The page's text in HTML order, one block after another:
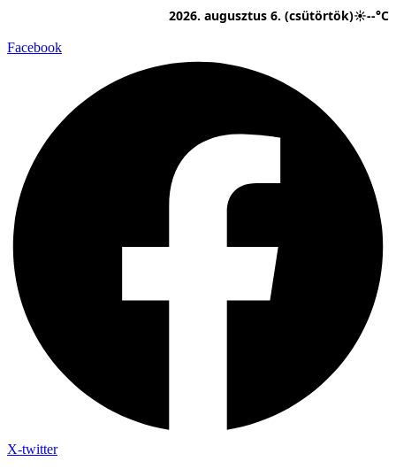
tartalomhoz
2026. augusztus 6. (csütörtök)☀--°C
Facebook
X-twitter